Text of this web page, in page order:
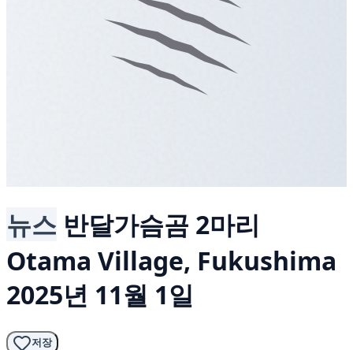
뉴스 반달가슴곰 2마리
Otama Village, Fukushima
2025년 11월 1일
저장